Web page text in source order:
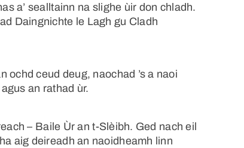
a’ sealltainn na slighe ùir don chladh.
Daingnichte le Lagh gu Cladh
ochd ceud deug, naochad ’s a naoi
an rathad ùr.
– Baile Ùr an t-Slèibh. Ged nach eil
aig deireadh an naoidheamh linn